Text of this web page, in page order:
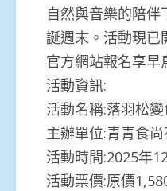
自然與音樂的陪
誕週末。活動現已
官方網站報名享早
活動資訊:
活動名稱:落羽松
主辦單位:青青食
活動時間:2025年
活動票價:原價